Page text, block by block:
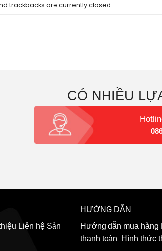
trackbacks are currently closed.
CÓ NHIỀU
Liên hệ Sản
HƯỚNG DẪN
Hướng dẫn mua hàng
thanh toán
Hình thức